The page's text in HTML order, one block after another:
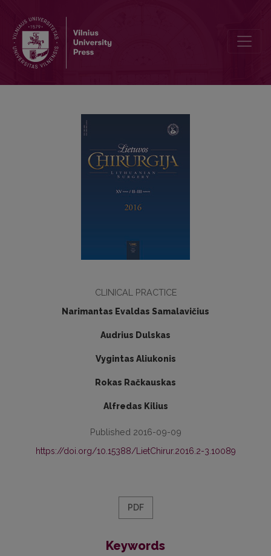
CLINICAL PRACTICE
Narimantas Evaldas Samalavičius
Audrius Dulskas
Vygintas Aliukonis
Rokas Račkauskas
Alfredas Kilius
Published 2016-09-09
https://doi.org/10.15388/LietChirur.2016.2-3.10089
PDF
Keywords